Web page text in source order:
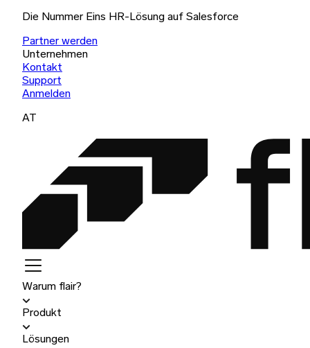
Die Nummer Eins HR-Lösung auf Salesforce
Partner werden
Unternehmen
Kontakt
Support
Anmelden
AT
Warum flair?
Produkt
Lösungen